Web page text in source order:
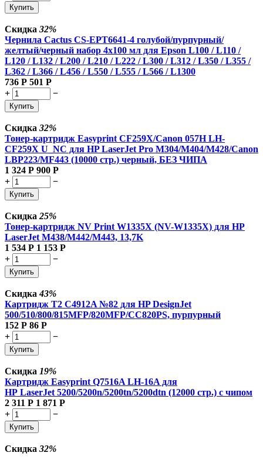
Купить
Скидка 32%
Чернила Cactus CS-EPT6641-4 голубой/пурпурный/
желтый/черный набор 4x100 мл для Epson L100 / L110 /
L120 / L132 / L200 / L210 / L222 / L300 / L312 / L350 / L355 /
L362 / L366 / L456 / L550 / L555 / L566 / L1300
736 Р 501 Р
+
−
Купить
Скидка 32%
Тонер-картридж Easyprint CF259X/Canon 057H LH-
CF259X U_NC для HP LaserJet Pro M304/M404/M428/Canon
LBP223/MF443 (10000 стр.) черный, БЕЗ ЧИПА
1 324 Р 900 Р
+
−
Купить
Скидка 25%
Тонер-картридж NV Print W1335X (NV-W1335X) для HP
LaserJet M438/M442/M443, 13,7K
1 534 Р 1 153 Р
+
−
Купить
Скидка43%
Картридж T2 C4912A №82 для HP DesignJet
500/510/800/815MFP/820MFP/CC820PS, пурпурный
152 Р 86 Р
+
−
Купить
Скидка 19%
Картридж Easyprint Q7516A LH-16A для
HP LaserJet 5200/5200n/5200tn/5200dtn (12000 стр.) с чипом
2 311 Р 1 871 Р
+
−
Купить
Скидка 32%